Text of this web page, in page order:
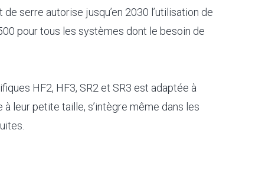
serre autorise jusqu’en 2030 l’utilisation de
pour tous les systèmes dont le besoin de
HF2, HF3, SR2 et SR3 est adaptée à
leur petite taille, s’intègre même dans les